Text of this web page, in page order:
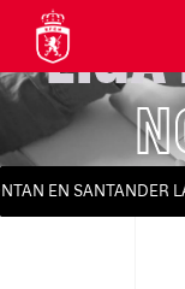
LIGA
EN SANTANDER LA